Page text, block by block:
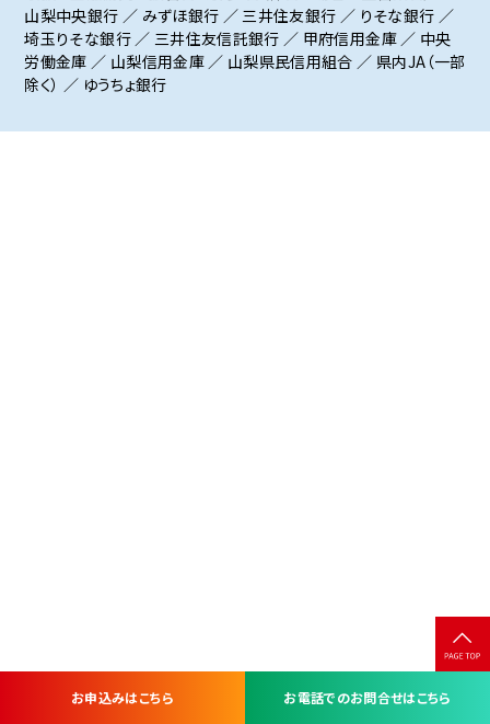
山梨中央銀行 ／ みずほ銀行 ／ 三井住友銀行 ／ りそな銀行 ／
埼玉りそな銀行 ／ 三井住友信託銀行 ／ 甲府信用金庫 ／ 中央
労働金庫 ／ 山梨信用金庫 ／ 山梨県民信用組合 ／ 県内JA（一部
除く） ／ ゆうちょ銀行
お申込みはこちら お電話でのお問合せはこちら